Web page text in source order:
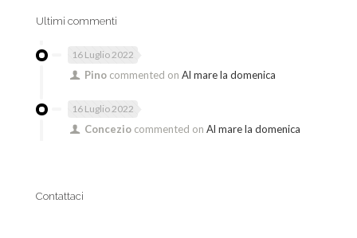
Ultimi commenti
16 Luglio 2022
Pino commented onAl mare la domenica
16 Luglio 2022
Concezio commented onAl mare la domenica
Contattaci